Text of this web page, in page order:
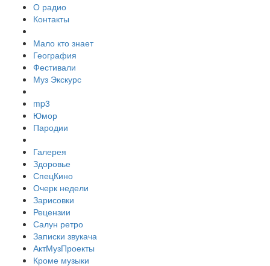
О радио
Контакты
Мало кто знает
География
Фестивали
Муз Экскурс
mp3
Юмор
Пародии
Галерея
Здоровье
СпецКино
Очерк недели
Зарисовки
Рецензии
Салун ретро
Записки звукача
АктМузПроекты
Кроме музыки